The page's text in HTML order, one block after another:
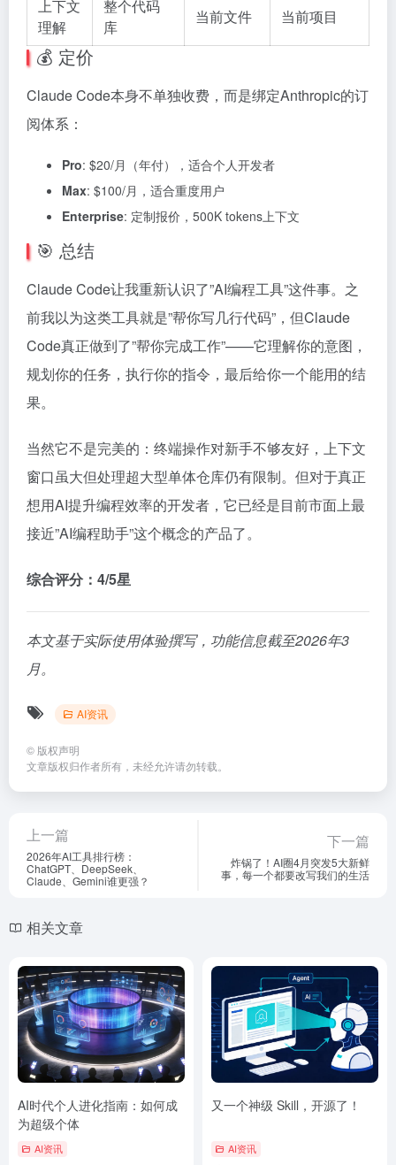
上下文
理解
整个代码
库
当前文件 当前项目
💰 定价
Claude Code本身不单独收费，而是绑定Anthropic的订
阅体系：
Pro: $20/月（年付），适合个人开发者
Max: $100/月，适合重度用户
Enterprise: 定制报价，500K tokens上下文
🎯 总结
Claude Code让我重新认识了”AI编程工具”这件事。之
前我以为这类工具就是”帮你写几行代码”，但Claude
Code真正做到了”帮你完成工作”——它理解你的意图，
规划你的任务，执行你的指令，最后给你一个能用的结
果。
当然它不是完美的：终端操作对新手不够友好，上下文
窗口虽大但处理超大型单体仓库仍有限制。但对于真正
想用AI提升编程效率的开发者，它已经是目前市面上最
接近”AI编程助手”这个概念的产品了。
综合评分：4/5星
本文基于实际使用体验撰写，功能信息截至2026年3
月。
AI资讯
© 版权声明
文章版权归作者所有，未经允许请勿转载。
上一篇
2026年AI工具排行榜：
ChatGPT、DeepSeek、
Claude、Gemini谁更强？
下一篇
炸锅了！AI圈4月突发5大新鲜
事，每一个都要改写我们的生活
相关文章
AI时代个人进化指南：如何成
为超级个体
AI资讯
又一个神级 Skill，开源了！
AI资讯